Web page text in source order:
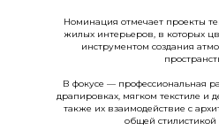
Номинация отмечает проекты
жилых интерьеров, в которых
инструментом создания
В фокусе — профессиональная
драпировках, мягком текстиле и
также их взаимодействие с
общей стилистикой